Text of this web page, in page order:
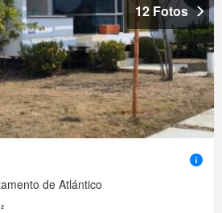
12 Fotos
de Atlántico